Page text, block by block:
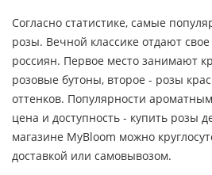
Согласно статистике, самые
розы. Вечной классике отдают
россиян. Первое место занимают
розовые бутоны, второе - розы
оттенков. Популярности
цена и доступность - купить розы
магазине MyBloom можно
доставкой или самовывозом.